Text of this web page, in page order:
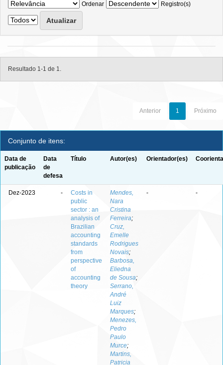
Ordenar
Registro(s)
Resultado 1-1 de 1.
Anterior 1 Próximo
Conjunto de itens:
Data de
publicação
Data
de
defesa
Título Autor(es) Orientador(es)
Dez-2023 -
Costs in
public
sector : an
analysis of
Brazilian
accounting
standards
from
perspective
of
accounting
theory
Mendes,
Nara
Cristina
Ferreira;
Cruz,
Emelle
Rodrigues
Novais;
Barbosa,
Eliedna
de Sousa;
Serrano,
André
Luiz
Marques;
Menezes,
Pedro
Paulo
Murce;
Martins,
Patricia
- -